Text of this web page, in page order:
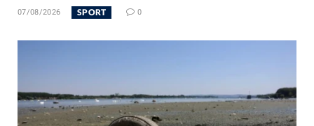
07/08/2026 SPORT 0